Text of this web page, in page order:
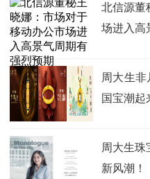
北信源董
场进入高
周大生非
国宝潮起
周大生珠
新风潮！